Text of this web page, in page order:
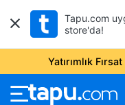
Tapu.com
store'da!
Yatırımlık